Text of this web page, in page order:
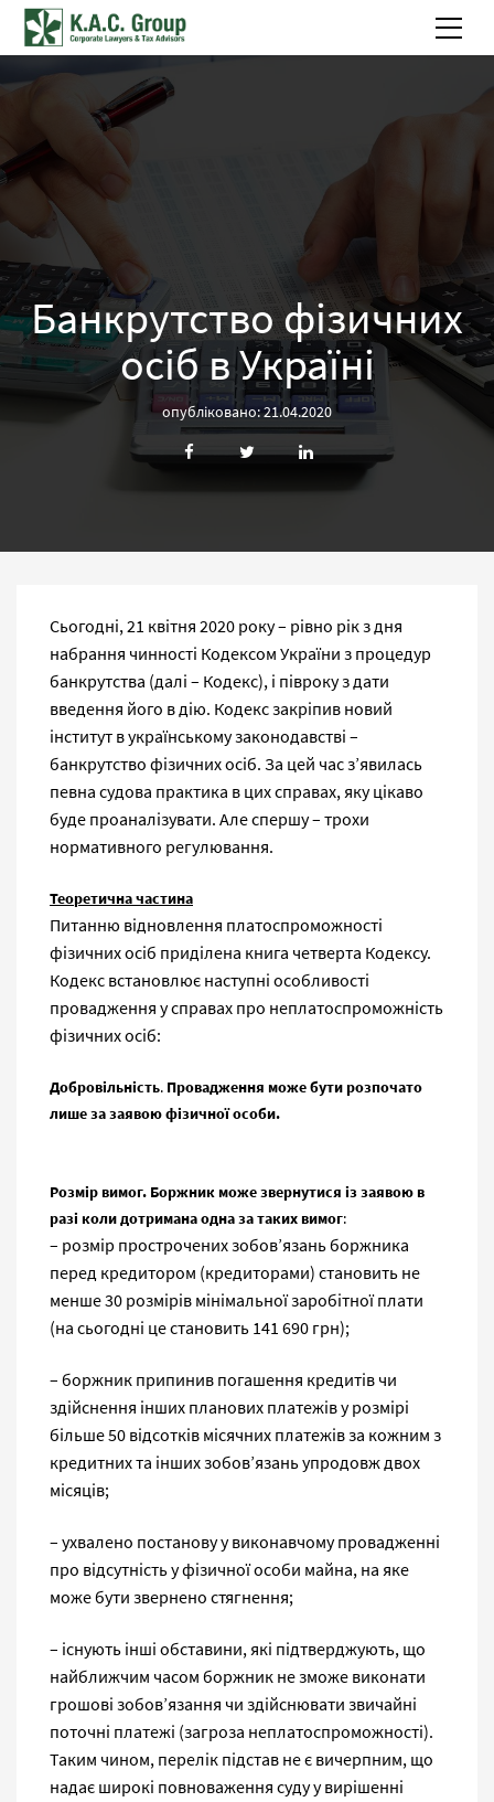
Банкрутство фізичних
осіб в Україні
опубліковано: 21.04.2020
Сьогодні, 21 квітня 2020 року – рівно рік з дня
набрання чинності Кодексом України з процедур
банкрутства (далі – Кодекс), і півроку з дати
введення його в дію. Кодекс закріпив новий
інститут в українському законодавстві –
банкрутство фізичних осіб. За цей час з’явилась
певна судова практика в цих справах, яку цікаво
буде проаналізувати. Але спершу – трохи
нормативного регулювання.
Теоретична частина
Питанню відновлення платоспроможності
фізичних осіб приділена книга четверта Кодексу.
Кодекс встановлює наступні особливості
провадження у справах про неплатоспроможність
фізичних осіб:
Добровільність. Провадження може бути розпочато
лише за заявою фізичної особи.
Розмір вимог. Боржник може звернутися із заявою в
разі коли дотримана одна за таких вимог:
– розмір прострочених зобов’язань боржника
перед кредитором (кредиторами) становить не
менше 30 розмірів мінімальної заробітної плати
(на сьогодні це становить 141 690 грн);
– боржник припинив погашення кредитів чи
здійснення інших планових платежів у розмірі
більше 50 відсотків місячних платежів за кожним з
кредитних та інших зобов’язань упродовж двох
місяців;
– ухвалено постанову у виконавчому провадженні
про відсутність у фізичної особи майна, на яке
може бути звернено стягнення;
– існують інші обставини, які підтверджують, що
найближчим часом боржник не зможе виконати
грошові зобов’язання чи здійснювати звичайні
поточні платежі (загроза неплатоспроможності).
Таким чином, перелік підстав не є вичерпним, що
надає широкі повноваження суду у вирішенні